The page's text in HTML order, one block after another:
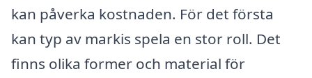
kan påverka kostnaden. För det första
kan typ av markis spela en stor roll. Det
finns olika former och material för